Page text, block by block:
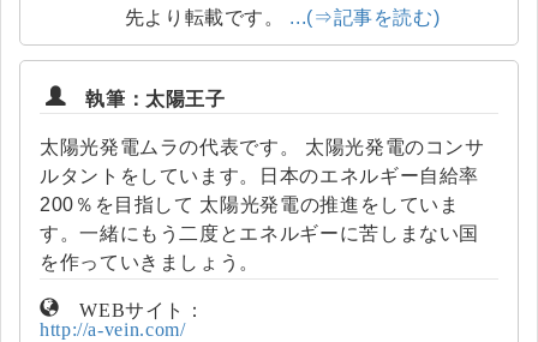
先より転載です。 ...(⇒記事を読む)
執筆：太陽王子
太陽光発電ムラの代表です。 太陽光発電のコンサ
ルタントをしています。日本のエネルギー自給率
200％を目指して 太陽光発電の推進をしていま
す。一緒にもう二度とエネルギーに苦しまない国
を作っていきましょう。
WEBサイト：
http://a-vein.com/